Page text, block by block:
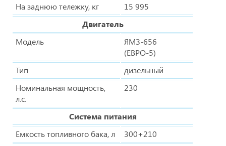
На заднюю тележку, кг
15 995
Двигатель
Модель
ЯМЗ-656
(ЕВРО-5)
Тип
дизельный
Номинальная мощность,
л.с.
230
Система питания
Емкость топливного бака, л
300+210